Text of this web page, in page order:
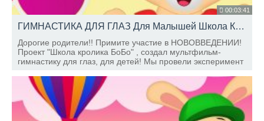
00:03:41
ГИМНАСТИКА ДЛЯ ГЛАЗ Для Малышей Школа Кролика Бобо
Дорогие родители!! Примите участие в НОВОВВЕДЕНИИ!
Проект "Школа кролика БоБо" , создал мультфильм-
гимнастику для глаз, для детей! Мы провели эксперимент
понравилось, хотим узнать и ваше мнение тоже!!!